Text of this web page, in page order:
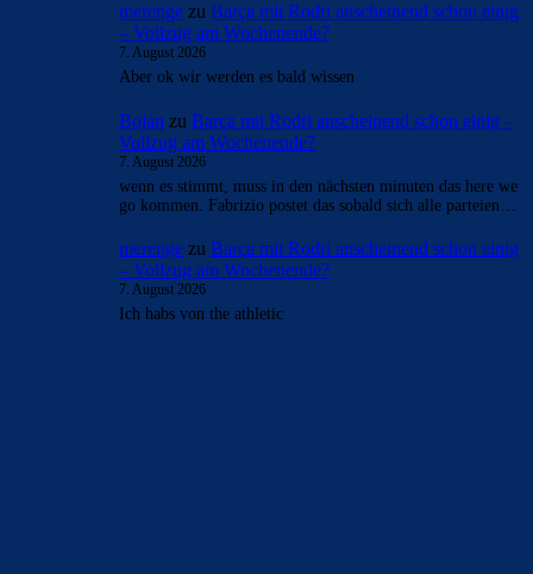
merenge zu Barça mit Rodri anscheinend schon einig
– Vollzug am Wochenende?
7. August 2026
Aber ok wir werden es bald wissen
Bojan zu Barça mit Rodri anscheinend schon einig –
Vollzug am Wochenende?
7. August 2026
wenn es stimmt, muss in den nächsten minuten das here we
go kommen. Fabrizio postet das sobald sich alle parteien…
merenge zu Barça mit Rodri anscheinend schon einig
– Vollzug am Wochenende?
7. August 2026
Ich habs von the athletic